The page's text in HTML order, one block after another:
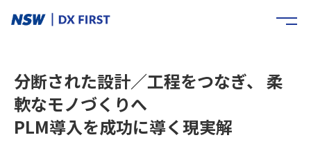
分断された設計／工程をつなぎ、 柔
軟なモノづくりへ
PLM導入を成功に導く現実解